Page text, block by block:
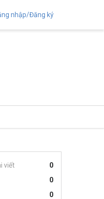
nhập/Đăng ký
viết
0
0
0